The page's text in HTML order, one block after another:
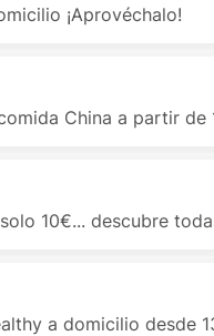
¡Aprovéchalo!
China a partir de
10€... descubre
a domicilio desde